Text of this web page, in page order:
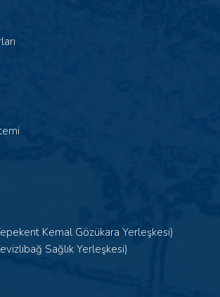
Kemal Gözükara Yerleşkesi)
Sağlık Yerleşkesi)